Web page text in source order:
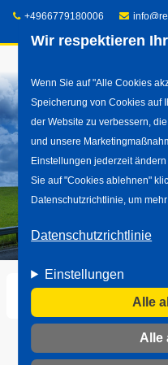
Wir respektieren
Wenn Sie auf "Alle Cookies
Speicherung von Cookies auf
der Website zu verbessern,
und unsere
Einstellungen jederzeit
Sie auf "Cookies ablehnen"
Datenschutzrichtlinie, um mehr
Datenschutzrichtlinie
Einstellungen
Alle
Alle
Direkt
zum
Inhalt
Telefon:
+4966779180006 E-Mail:
Startseite